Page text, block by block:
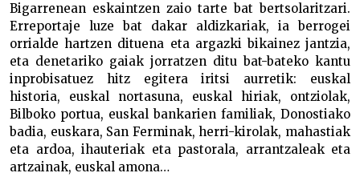
Bigarrenean eskaintzen zaio tarte bat bertsolaritzari.
Erreportaje luze bat dakar aldizkariak, ia berrogei
orrialde hartzen dituena eta argazki bikainez jantzia,
eta denetariko gaiak jorratzen ditu bat-bateko kantu
inprobisatuez hitz egitera iritsi aurretik: euskal
historia, euskal nortasuna, euskal hiriak, ontziolak,
Bilboko portua, euskal bankarien familiak, Donostiako
badia, euskara, San Ferminak, herri-kirolak, mahastiak
eta ardoa, ihauteriak eta pastorala, arrantzaleak eta
artzainak, euskal amona…